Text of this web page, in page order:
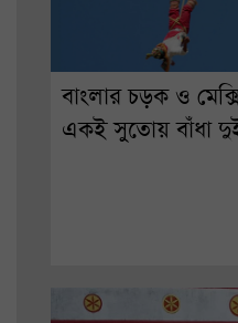
বাংলার চড়ক ও
একই সুতোয় বাঁধা দুই